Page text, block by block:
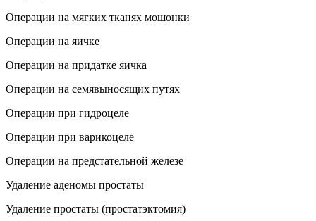
Операции на мягких тканях мошонки
Операции на яичке
Операции на придатке яичка
Операции на семявыносящих путях
Операции при гидроцеле
Операции при варикоцеле
Операции на предстательной железе
Удаление аденомы простаты
Удаление простаты (простатэктомия)